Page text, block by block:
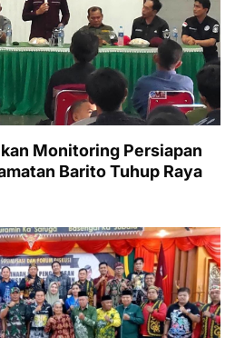
Monitoring Persiapan
Barito Tuhup Raya